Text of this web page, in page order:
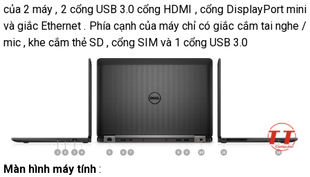
của 2 máy , 2 cổng USB 3.0 cổng HDMI , cổng DisplayPort mini
và giắc Ethernet . Phía cạnh của máy chỉ có giắc cắm tai nghe /
mic , khe cắm thẻ SD , cổng SIM và 1 cổng USB 3.0
Màn hình máy tính :